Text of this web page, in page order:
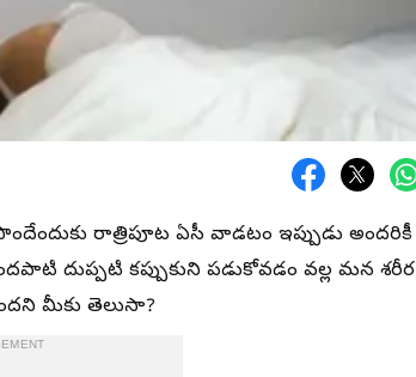
రాత్రిపూట ఏసీ వాడటం ఇప్పుడు అందరికీ
దుప్పటి కప్పుకుని పడుకోవడం వల్ల మన శరీర
మీకు తెలుసా?